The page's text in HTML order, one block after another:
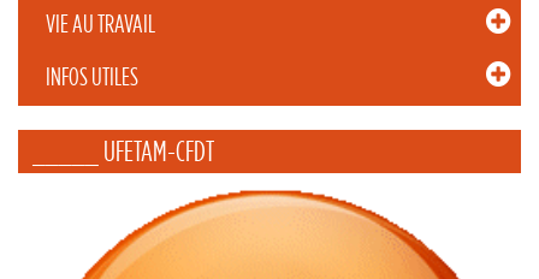
VIE AU TRAVAIL
INFOS UTILES
_____ UFETAM-CFDT